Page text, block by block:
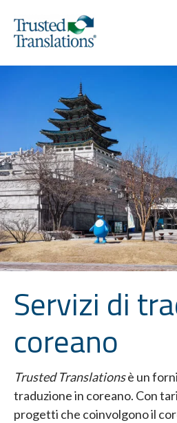
Servizi di
coreano
Trusted Translationsè un
traduzione in coreano. Con
progetti che coinvolgono il